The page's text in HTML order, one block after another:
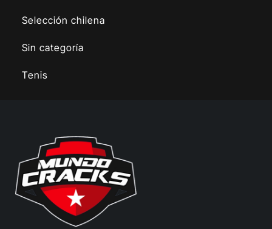
Selección chilena
Sin categoría
Tenis